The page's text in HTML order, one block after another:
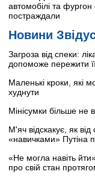
автомобілі та
постраждали
Новини
Загроза від спеки:
допоможе пережити
Маленькі кроки, які
худнути
Мінісумки більше не
М'яч відскакує, як
«навичками» Путіна
«Не могла навіть
про свій стан